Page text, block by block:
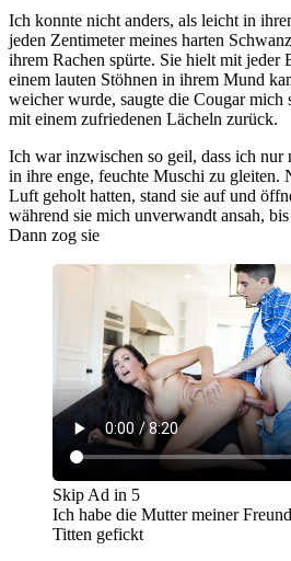
Ich konnte nicht anders, als leicht in
jeden Zentimeter meines harten
ihrem Rachen spürte. Sie hielt mit jeder
einem lauten Stöhnen in ihrem Mund
weicher wurde, saugte die Cougar mich
mit einem zufriedenen Lächeln zurück.
Ich war inzwischen so geil, dass ich nur
in ihre enge, feuchte Muschi zu gleiten.
Luft geholt hatten, stand sie auf und
während sie mich unverwandt ansah,
Dann zog sie
Skip Ad in 5
Ich habe die Mutter meiner
Titten gefickt